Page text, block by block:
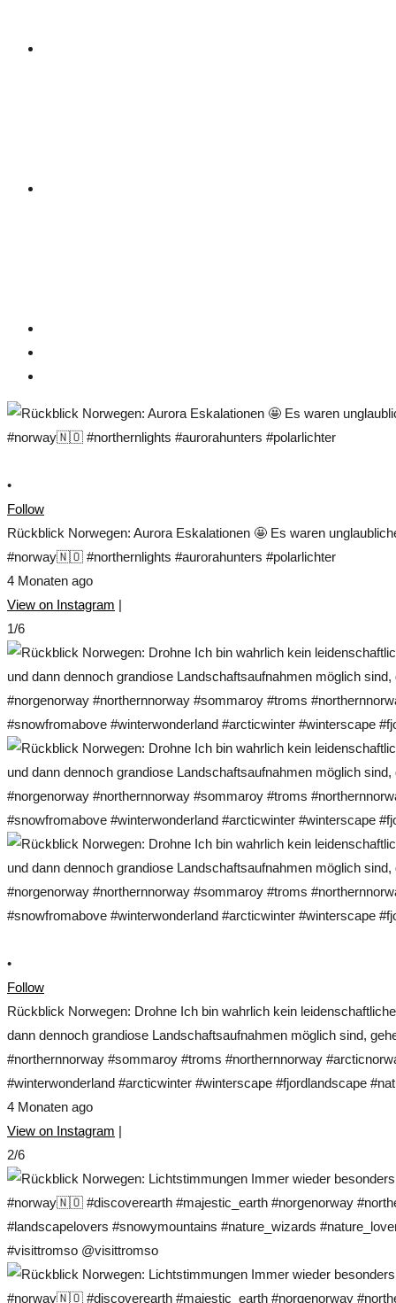
•
Follow
Rückblick Norwegen: Aurora Eskalationen 🤩 Es waren
#norway🇳🇴 #northernlights #aurorahunters #polarlichter
4 Monaten ago
View on Instagram |
1/6
•
Follow
Rückblick Norwegen: Drohne Ich bin wahrlich kein
dann dennoch grandiose Landschaftsaufnahmen möglich sind,
#northernnorway #sommaroy #troms #northernnorway
#winterwonderland #arcticwinter #winterscape #fjordlandscape
4 Monaten ago
View on Instagram |
2/6